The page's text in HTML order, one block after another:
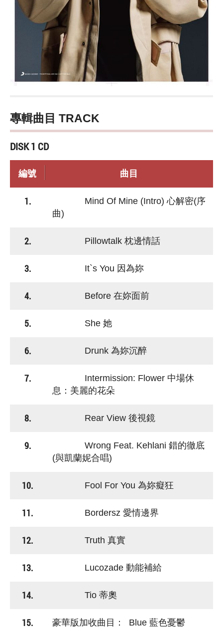
專輯曲目 TRACK
DISK 1 CD
編號 曲目
1.
Mind Of Mine (Intro) 心解密(序
曲)
2. Pillowtalk 枕邊情話
3. It`s You 因為妳
4. Before 在妳面前
5. She 她
6. Drunk 為妳沉醉
7.
Intermission: Flower 中場休
息：美麗的花朵
8. Rear View 後視鏡
9.
Wrong Feat. Kehlani 錯的徹底
(與凱蘭妮合唱)
10. Fool For You 為妳癡狂
11. Bordersz 愛情邊界
12. Truth 真實
13. Lucozade 動能補給
14. Tio 蒂奧
15. 豪華版加收曲目： Blue 藍色憂鬱